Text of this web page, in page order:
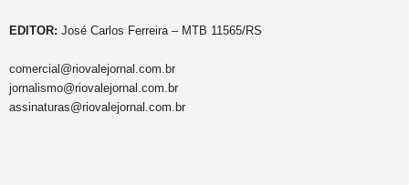
EDITOR: José Carlos Ferreira – MTB 11565/RS
comercial@riovalejornal.com.br
jornalismo@riovalejornal.com.br
assinaturas@riovalejornal.com.br